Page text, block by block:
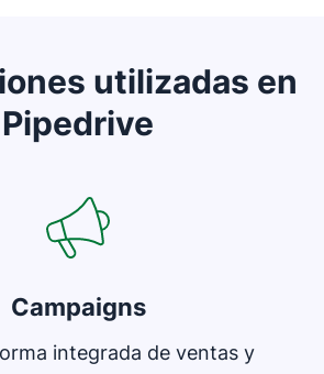
utilizadas en
Pipedrive
Campaigns
integrada de ventas y